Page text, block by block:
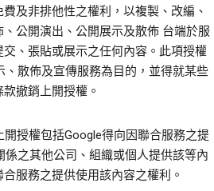
及非排他性之權利，以複製、改編、
公開演出、公開展示及散佈 台端於服
、張貼或展示之任何內容。此項授權
、散佈及宣傳服務為目的，並得就某些
撤銷上開授權。
開授權包括Google得向因聯合服務之提
係之其他公司、組織或個人提供該等內
服務之提供使用該內容之權利。